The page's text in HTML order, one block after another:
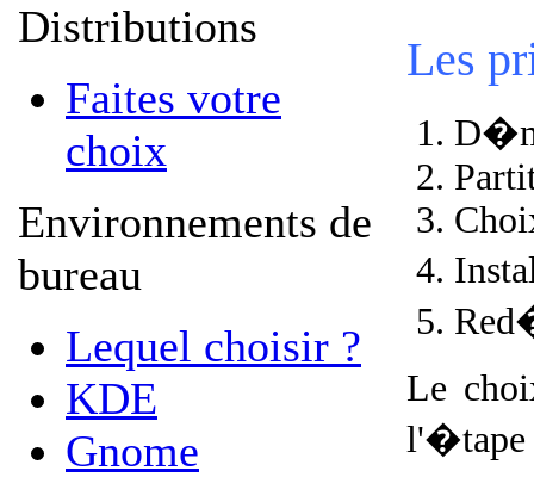
Distributions
Faites votre
choix
Environnements de
bureau
Lequel choisir ?
KDE
Gnome
Les
Le
l'�tape